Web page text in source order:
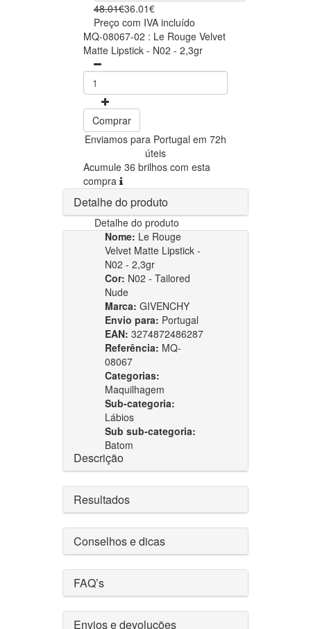
48.01€36.01€
Preço com IVA incluído
MQ-08067-02 : Le Rouge Velvet
Matte Lipstick - N02 - 2,3gr
Comprar
Enviamos para Portugal em 72h
úteis
Acumule 36 brilhos com esta
compra
Detalhe do produto
Detalhe do produto
Nome: Le Rouge
Velvet Matte Lipstick -
N02 - 2,3gr
Cor: N02 - Tailored
Nude
Marca: GIVENCHY
Envio para: Portugal
EAN: 3274872486287
Referência: MQ-
08067
Categorias:
Maquilhagem
Sub-categoria:
Lábios
Sub sub-categoria:
Batom
Descrição
Resultados
Conselhos e dicas
FAQ’s
Envios e devoluções